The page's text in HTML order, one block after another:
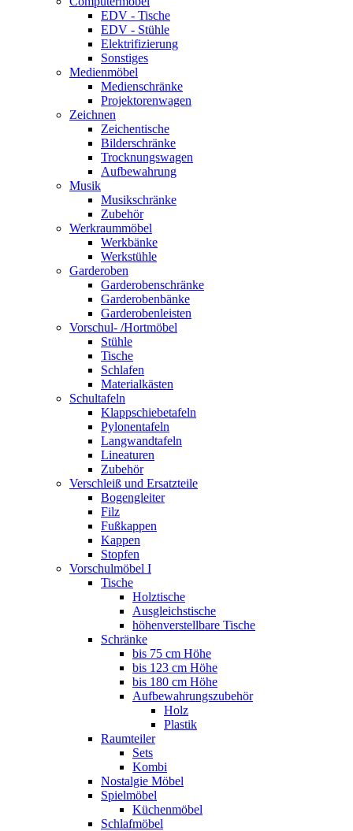
EDV - Tische
EDV - Stühle
Elektrifizierung
Sonstiges
Medienmöbel
Medienschränke
Projektorenwagen
Zeichnen
Zeichentische
Bilderschränke
Trocknungswagen
Aufbewahrung
Musik
Musikschränke
Zubehör
Werkraummöbel
Werkbänke
Werkstühle
Garderoben
Garderobenschränke
Garderobenbänke
Garderobenleisten
Vorschul- /Hortmöbel
Stühle
Tische
Schlafen
Materialkästen
Schultafeln
Klappschiebetafeln
Pylonentafeln
Langwandtafeln
Lineaturen
Zubehör
Verschleiß und Ersatzteile
Bogengleiter
Filz
Fußkappen
Kappen
Stopfen
Vorschulmöbel I
Tische
Holztische
Ausgleichstische
höhenverstellbare Tische
Schränke
bis 75 cm Höhe
bis 123 cm Höhe
bis 180 cm Höhe
Aufbewahrungszubehör
Holz
Plastik
Raumteiler
Sets
Kombi
Nostalgie Möbel
Spielmöbel
Küchenmöbel
Schlafmöbel